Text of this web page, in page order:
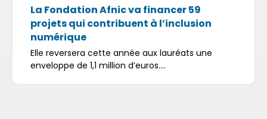
La Fondation Afnic va financer 59
projets qui contribuent à l’inclusion
numérique
Elle reversera cette année aux lauréats une
enveloppe de 1,1 million d’euros....